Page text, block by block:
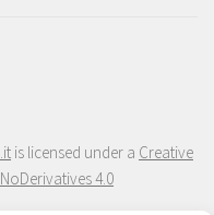
is licensed under a Creative
4.0